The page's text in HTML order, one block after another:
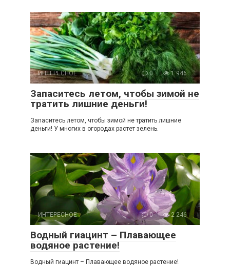
ИНТЕРЕСНОЕ 0 1 946
Запаситесь летом, чтобы зимой не
тратить лишние деньги!
Запаситесь летом, чтобы зимой не тратить лишние
деньги! У многих в огородах растет зелень.
ИНТЕРЕСНОЕ 0 2 246
Водный гиацинт – Плавающее
водяное растение!
Водный гиацинт – Плавающее водяное растение!